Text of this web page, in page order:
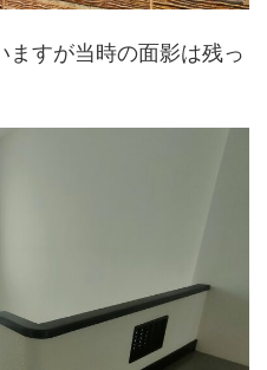
すが当時の面影は残っ